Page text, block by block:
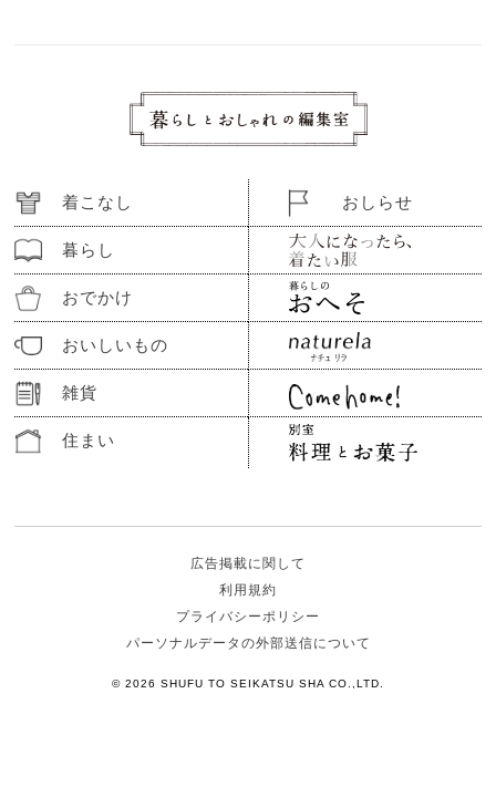
着こなし
暮らし
おでかけ
おいしいもの
雑貨
住まい
おしらせ
広告掲載に関して
利用規約
プライバシーポリシー
パーソナルデータの外部送信について
© 2026 SHUFU TO SEIKATSU SHA CO.,LTD.